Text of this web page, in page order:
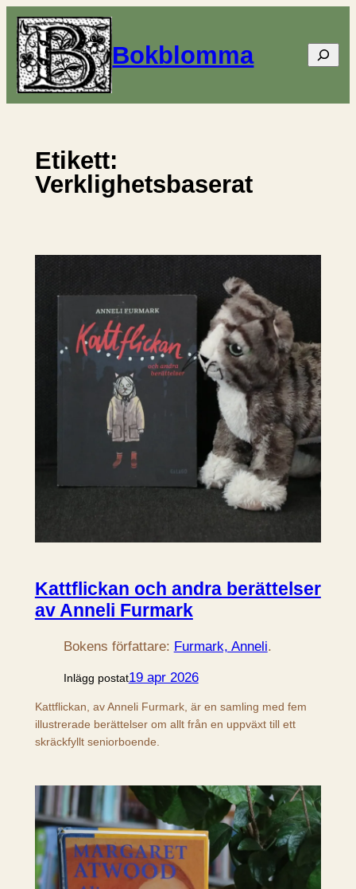
Hoppa
till
innehåll
Bokblomma Sök
Etikett:
Verklighetsbaserat
Kattflickan och andra berättelser
av Anneli Furmark
Bokens författare: Furmark, Anneli.
Inlägg postat19 apr 2026
Kattflickan, av Anneli Furmark, är en samling med fem
illustrerade berättelser om allt från en uppväxt till ett
skräckfyllt seniorboende.